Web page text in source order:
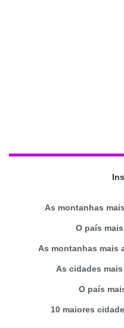
As montanhas
O país
As montanhas mais
As cidades
O país
10 maiores